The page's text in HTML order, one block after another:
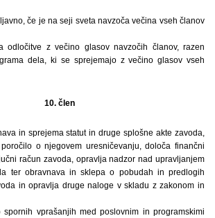
če je na seji sveta navzoča večina vseh članov
odločitve z večino glasov navzočih članov, razen
dela, ki se sprejemajo z večino glasov vseh
10. člen
in sprejema statut in druge splošne akte zavoda,
o njegovem uresničevanju, določa finančni
račun zavoda, opravlja nadzor nad upravljanjem
ter obravnava in sklepa o pobudah in predlogih
in opravlja druge naloge v skladu z zakonom in
vprašanjih med poslovnim in programskimi